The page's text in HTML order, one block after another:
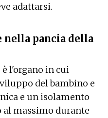
adattarsi.
nella pancia della
l'organo in cui
del bambino e
e un isolamento
massimo durante